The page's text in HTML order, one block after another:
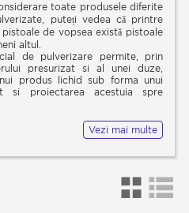
toate produsele diferite
puteți vedea că printre
de vopsea există pistoale
altul.
de pulverizare permite, prin
presurizat si al unei duze,
produs lichid sub forma unui
si proiectarea acestuia spre
un produs special.
atunci când nu este o vopsea
sau diverse pulberi (cum ar fi
sau substanțe chimice
cu argint, de exemplu.
Vezi mai multe